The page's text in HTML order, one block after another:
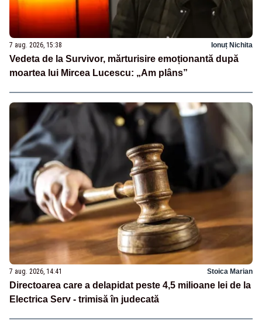
7 aug. 2026, 15:38 Ionuț Nichita
Vedeta de la Survivor, mărturisire emoționantă după
moartea lui Mircea Lucescu: „Am plâns”
7 aug. 2026, 14:41 Stoica Marian
Directoarea care a delapidat peste 4,5 milioane lei de la
Electrica Serv - trimisă în judecată